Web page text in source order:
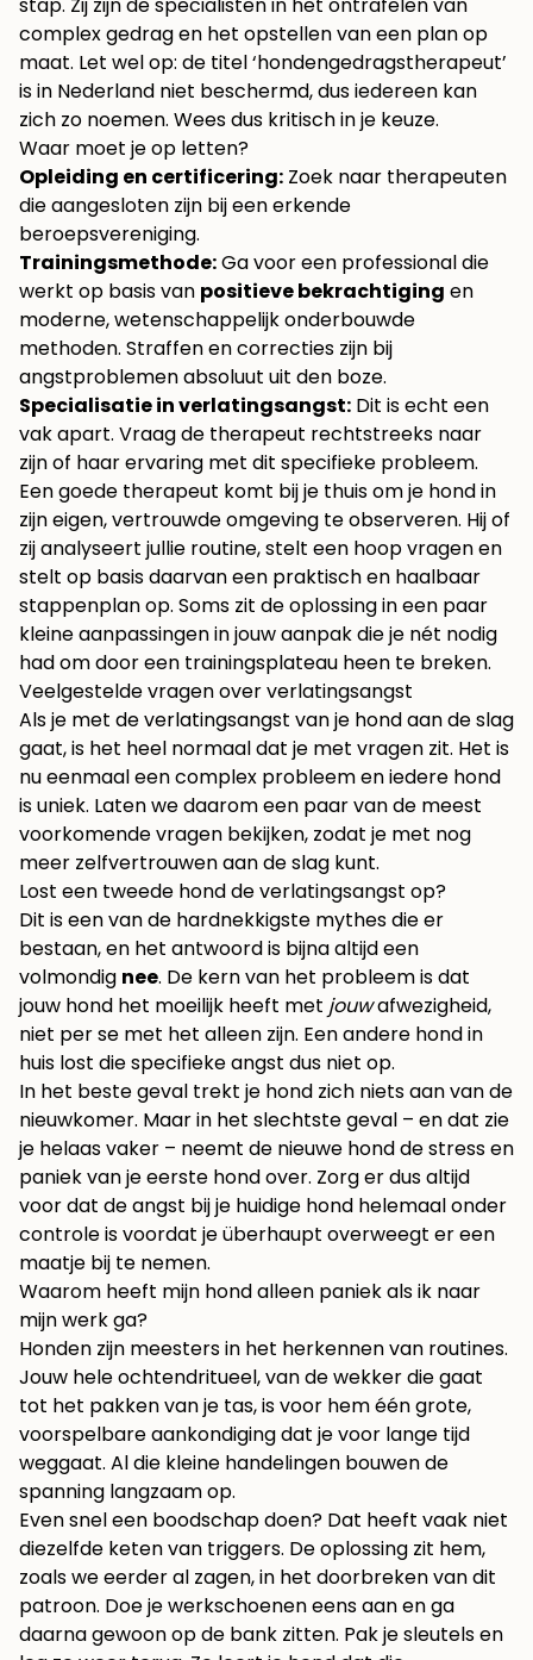
stap. Zij zijn de specialisten in het ontrafelen van
complex gedrag en het opstellen van een plan op
maat. Let wel op: de titel ‘hondengedragstherapeut’
is in Nederland niet beschermd, dus iedereen kan
zich zo noemen. Wees dus kritisch in je keuze.
Waar moet je op letten?
Opleiding en certificering: Zoek naar therapeuten
die aangesloten zijn bij een erkende
beroepsvereniging.
Trainingsmethode:Ga voor een professional die
werkt op basis van positieve bekrachtiging en
moderne, wetenschappelijk onderbouwde
methoden. Straffen en correcties zijn bij
angstproblemen absoluut uit den boze.
Specialisatie in verlatingsangst: Dit is echt een
vak apart. Vraag de therapeut rechtstreeks naar
zijn of haar ervaring met dit specifieke probleem.
Een goede therapeut komt bij je thuis om je hond in
zijn eigen, vertrouwde omgeving te observeren. Hij of
zij analyseert jullie routine, stelt een hoop vragen en
stelt op basis daarvan een praktisch en haalbaar
stappenplan op. Soms zit de oplossing in een paar
kleine aanpassingen in jouw aanpak die je nét nodig
had om door een trainingsplateau heen te breken.
Veelgestelde vragen over verlatingsangst
Als je met de verlatingsangst van je hond aan de slag
gaat, is het heel normaal dat je met vragen zit. Het is
nu eenmaal een complex probleem en iedere hond
is uniek. Laten we daarom een paar van de meest
voorkomende vragen bekijken, zodat je met nog
meer zelfvertrouwen aan de slag kunt.
Lost een tweede hond de verlatingsangst op?
Dit is een van de hardnekkigste mythes die er
bestaan, en het antwoord is bijna altijd een
volmondig nee. De kern van het probleem is dat
jouw hond het moeilijk heeft met jouwafwezigheid,
niet per se met het alleen zijn. Een andere hond in
huis lost die specifieke angst dus niet op.
In het beste geval trekt je hond zich niets aan van de
nieuwkomer. Maar in het slechtste geval – en dat zie
je helaas vaker – neemt de nieuwe hond de stress en
paniek van je eerste hond over. Zorg er dus altijd
voor dat de angst bij je huidige hond helemaal onder
controle is voordat je überhaupt overweegt er een
maatje bij te nemen.
Waarom heeft mijn hond alleen paniek als ik naar
mijn werk ga?
Honden zijn meesters in het herkennen van routines.
Jouw hele ochtendritueel, van de wekker die gaat
tot het pakken van je tas, is voor hem één grote,
voorspelbare aankondiging dat je voor lange tijd
weggaat. Al die kleine handelingen bouwen de
spanning langzaam op.
Even snel een boodschap doen? Dat heeft vaak niet
diezelfde keten van triggers. De oplossing zit hem,
zoals we eerder al zagen, in het doorbreken van dit
patroon. Doe je werkschoenen eens aan en ga
daarna gewoon op de bank zitten. Pak je sleutels en